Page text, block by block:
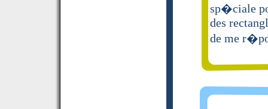
sp�ciale
des
de me